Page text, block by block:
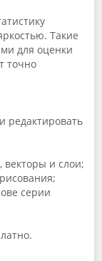
Такие
для оценки
точно
редактировать
векторы и слои;
серии